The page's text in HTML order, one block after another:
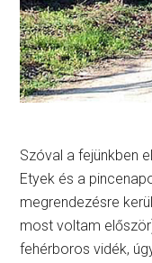
Szóval a fejünkben
Etyek és a
megrendezésre
most voltam
fehérboros vidék,